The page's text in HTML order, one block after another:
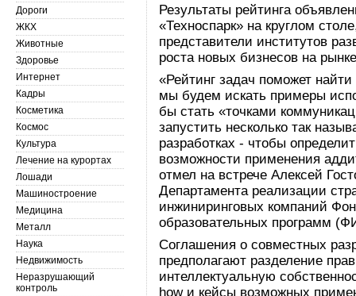
Результаты рейтинга
«Техноспарк» на круглом
представители институтов
роста новых бизнесов на
«Рейтинг задач поможет
мы будем искать примеры
бы стать «точками
запустить несколько так
разработках - чтобы
возможности применения
отмел на встрече Алексей
Департамента реализации
инжиниринговых компаний
образовательных программ
Соглашения о совместных
предполагают разделение
интеллектуальную
how и кейсы возможных
Дороги
ЖКХ
Животные
Здоровье
Интернет
Кадры
Косметика
Космос
Культура
Лечение на курортах
Лошади
Машиностроение
Медицина
Металл
Наука
Недвижимость
Неразрушающий
контроль